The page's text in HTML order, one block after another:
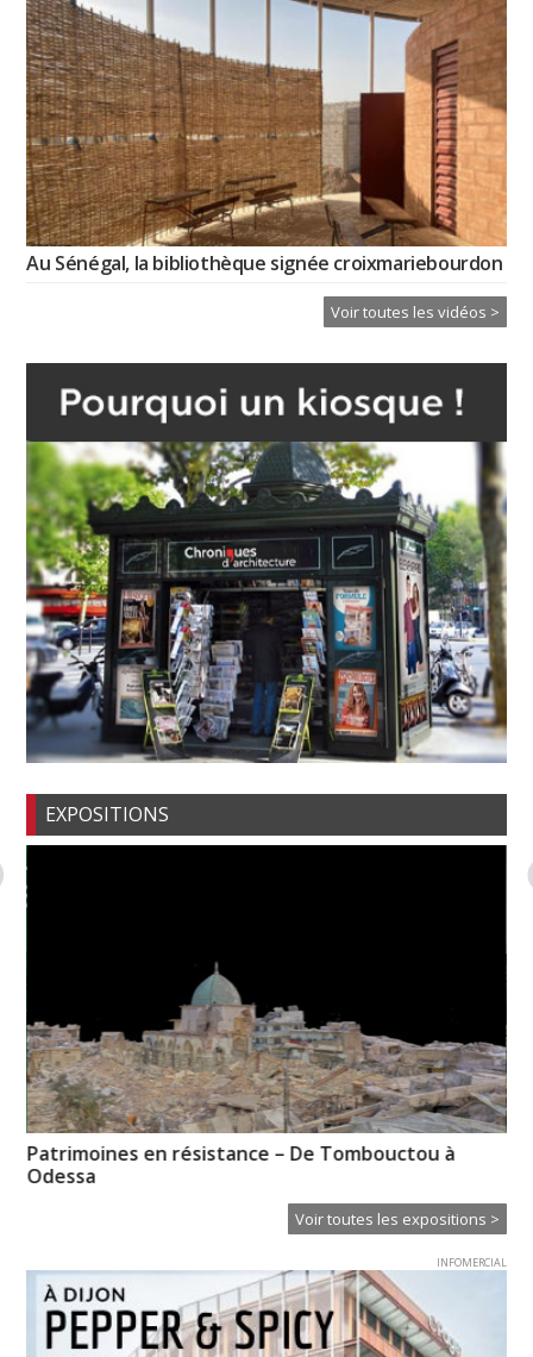
Au Sénégal, la bibliothèque signée croixmariebourdon
Voir toutes les vidéos >
EXPOSITIONS
Patrimoines en résistance – De Tombouctou à
Odessa
Voir toutes les expositions >
INFOMERCIAL